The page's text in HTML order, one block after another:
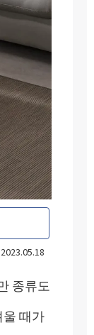
2023.05.18
종류도
때가